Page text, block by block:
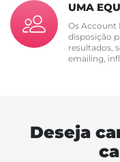
UMA
Os Account
disposição
resultados,
emailing,
Deseja